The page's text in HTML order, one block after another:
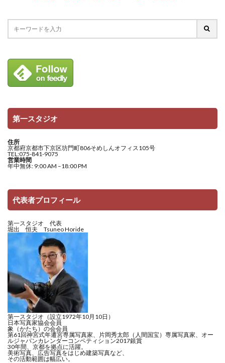
第一スタジオ
住所
京都府京都市下京区坊門町806そめしんオフィス105号
TEL:075-841-9075
営業時間
年中無休: 9:00 AM –18:00 PM
代表者プロフィール
第一スタジオ 代表
堀出 恒夫 Tsuneo Horide
第一スタジオ（設立1972年10月10日）
日本写真家協会会員
象（かたち）の会会員
第61回神宮式年遷宮専属写真家、片岡秀太郎（人間国宝）専属写真家、オー
ルジャパンカレンダーコンペティション2017銀賞
30年間、京都を拠点に活躍。
美術写真、広告写真をはじめ建築写真など、
その活動範囲は幅広い。